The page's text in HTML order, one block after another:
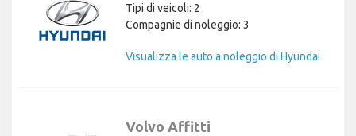
Tipi di veicoli: 2
Compagnie di noleggio: 3
Visualizza le auto a noleggio di Hyundai
Volvo Affitti